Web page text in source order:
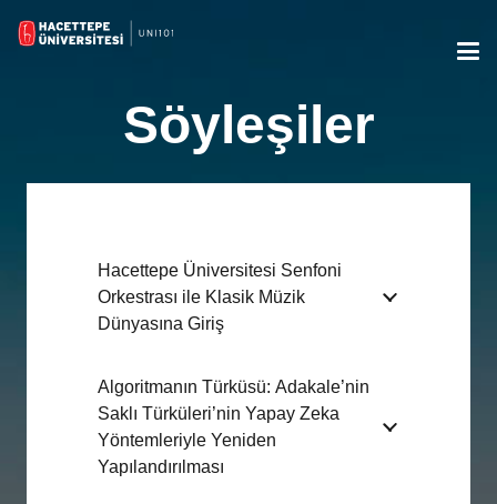
Söyleşiler
Hacettepe Üniversitesi Senfoni
Orkestrası ile Klasik Müzik
Dünyasına Giriş
Algoritmanın Türküsü: Adakale’nin
Saklı Türküleri’nin Yapay Zeka
Yöntemleriyle Yeniden
Yapılandırılması